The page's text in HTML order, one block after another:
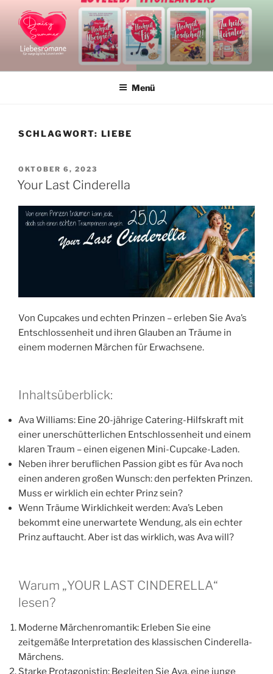
Inhalt
springen
DAISY SUMMER
Menü
SCHLAGWORT: LIEBE
VERÖFFENTLICHT
AM
OKTOBER 6, 2023
Your Last Cinderella
Von Cupcakes und echten Prinzen – erleben Sie Ava’s
Entschlossenheit und ihren Glauben an Träume in
einem modernen Märchen für Erwachsene.
Inhaltsüberblick:
Ava Williams: Eine 20-jährige Catering-Hilfskraft mit
einer unerschütterlichen Entschlossenheit und einem
klaren Traum – einen eigenen Mini-Cupcake-Laden.
Neben ihrer beruflichen Passion gibt es für Ava noch
einen anderen großen Wunsch: den perfekten Prinzen.
Muss er wirklich ein echter Prinz sein?
Wenn Träume Wirklichkeit werden: Ava’s Leben
bekommt eine unerwartete Wendung, als ein echter
Prinz auftaucht. Aber ist das wirklich, was Ava will?
Warum „YOUR LAST CINDERELLA“
lesen?
Moderne Märchenromantik: Erleben Sie eine
zeitgemäße Interpretation des klassischen Cinderella-
Märchens.
Starke Protagonistin: Begleiten Sie Ava, eine junge